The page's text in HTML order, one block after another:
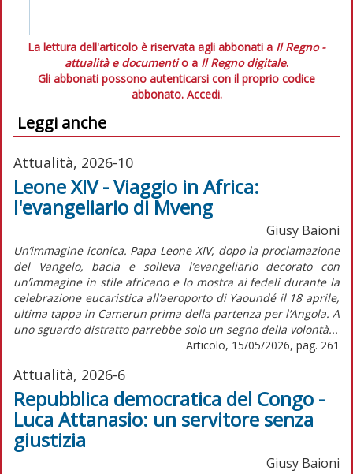
La lettura dell'articolo è riservata agli abbonati a Il Regno -
attualità e documentio a Il Regno digitale.
Gli abbonati possono autenticarsi con il proprio codice
abbonato. Accedi.
Leggi anche
Attualità, 2026-10
Leone XIV - Viaggio in Africa:
l'evangeliario di Mveng
Giusy Baioni
Un’immagine iconica. Papa Leone XIV, dopo la proclamazione
del Vangelo, bacia e solleva l’evangeliario decorato con
un’immagine in stile africano e lo mostra ai fedeli durante la
celebrazione eucaristica all’aeroporto di Yaoundé il 18 aprile,
ultima tappa in Camerun prima della partenza per l’Angola. A
uno sguardo distratto parrebbe solo un segno della volontà...
Articolo, 15/05/2026, pag. 261
Attualità, 2026-6
Repubblica democratica del Congo -
Luca Attanasio: un servitore senza
giustizia
Giusy Baioni